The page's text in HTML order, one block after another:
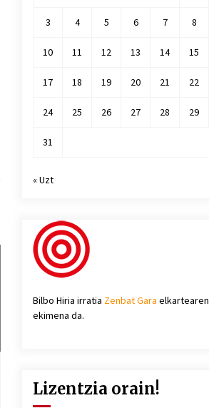
3 4 5 6 7 8
10 11 12 13 14 15
17 18 19 20 21 22
24 25 26 27 28 29
31
« Uzt
Bilbo Hiria irratia Zenbat Gara elkartearen
ekimena da.
Lizentzia orain!